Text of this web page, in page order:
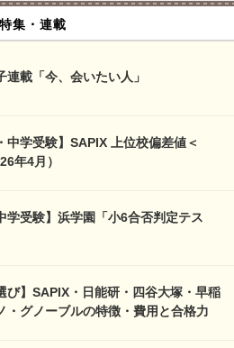
特集・連載
連載「今、会いたい人」
中学受験】SAPIX 上位校偏差値＜
年4月）
学受験】浜学園「小6合否判定テス
び】SAPIX・日能研・四谷大塚・早稲
・グノーブルの特徴・費用と合格力